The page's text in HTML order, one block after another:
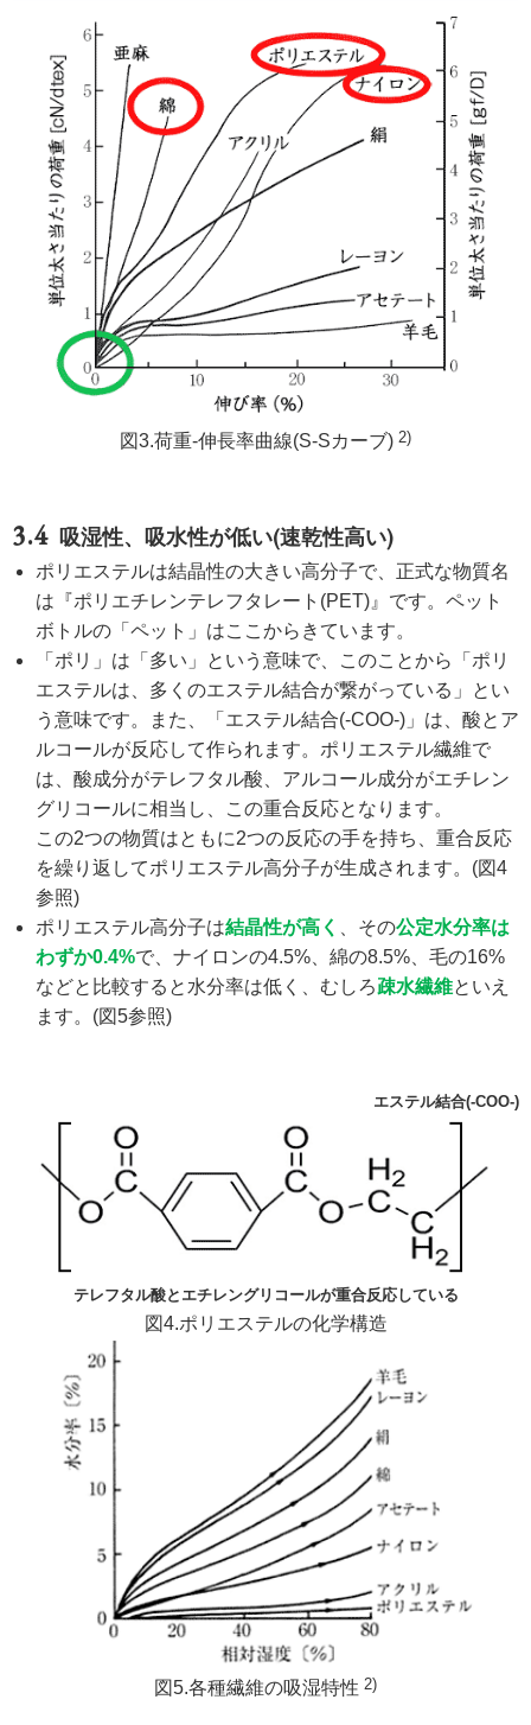
図3.荷重-伸長率曲線(S-Sカーブ) 2)
吸湿性、吸水性が低い(速乾性高い)
ポリエステルは結晶性の大きい高分子で、正式な物質名
は『ポリエチレンテレフタレート(PET)』です。ペット
ボトルの「ペット」はここからきています。
「ポリ」は「多い」という意味で、このことから「ポリ
エステルは、多くのエステル結合が繋がっている」とい
う意味です。また、「エステル結合(-COO-)」は、酸とア
ルコールが反応して作られます。ポリエステル繊維で
は、酸成分がテレフタル酸、アルコール成分がエチレン
グリコールに相当し、この重合反応となります。
この2つの物質はともに2つの反応の手を持ち、重合反応
を繰り返してポリエステル高分子が生成されます。(図4
参照)
ポリエステル高分子は結晶性が高く 、その公定水分率は
わずか0.4%で、ナイロンの4.5%、綿の8.5%、毛の16%
などと比較すると水分率は低く、むしろ疎水繊維といえ
ます。(図5参照)
エステル結合(-COO-)
テレフタル酸とエチレングリコールが重合反応している
図4.ポリエステルの化学構造
図5.各種繊維の吸湿特性 2)